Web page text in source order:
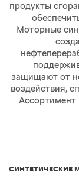
продукты
Моторные
защищают от
воздействия,
Ассортимент
СИНТЕТИЧЕСКИЕ